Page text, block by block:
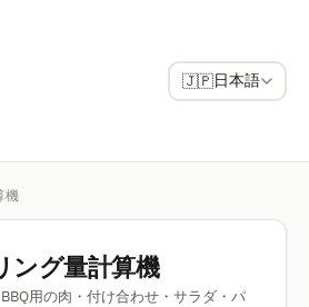
🇯🇵日本語
機
ング量計算機
用の肉・付け合わせ・サラダ・パ